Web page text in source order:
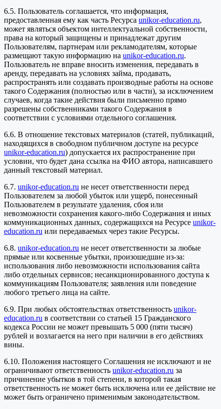
6.5. Пользователь соглашается, что информация,
предоставленная ему как часть Ресурса unikor-education.ru,
может являться объектом интеллектуальной собственности,
права на который защищены и принадлежат другим
Пользователям, партнерам или рекламодателям, которые
размещают такую информацию на unikor-education.ru.
Пользователь не вправе вносить изменения, передавать в
аренду, передавать на условиях займа, продавать,
распространять или создавать производные работы на основе
такого Содержания (полностью или в части), за исключением
случаев, когда такие действия были письменно прямо
разрешены собственниками такого Содержания в
соответствии с условиями отдельного соглашения.
6.6. В отношение текстовых материалов (статей, публикаций,
находящихся в свободном публичном доступе на ресурсе
unikor-education.ru) допускается их распространение при
условии, что будет дана ссылка на ФИО автора, написавшего
данный текстовый материал.
6.7. unikor-education.ru не несет ответственности перед
Пользователем за любой убыток или ущерб, понесенный
Пользователем в результате удаления, сбоя или
невозможности сохранения какого-либо Содержания и иных
коммуникационных данных, содержащихся на Ресурсе unikor-
education.ru или передаваемых через такие Ресурсы.
6.8. unikor-education.ru не несет ответственности за любые
прямые или косвенные убытки, произошедшие из-за:
использования либо невозможности использования сайта
либо отдельных сервисов; несанкционированного доступа к
коммуникациям Пользователя; заявления или поведение
любого третьего лица на сайте.
6.9. При любых обстоятельствах ответственность unikor-
education.ru в соответствии со статьей 15 Гражданского
кодекса России не может превышать 5 000 (пяти тысяч)
рублей и возлагается на него при наличии в его действиях
вины.
6.10. Положения настоящего Соглашения не исключают и не
ограничивают ответственность unikor-education.ru за
причинение убытков в той степени, в которой такая
ответственность не может быть исключена или ее действие не
может быть ограничено применимым законодательством.